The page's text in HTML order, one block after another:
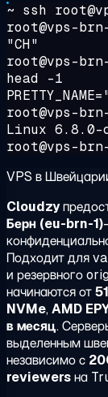
~ ssh
root@vps-
"CH"
root@vps-
head -1
root@vps-
Linux 6.8.0-
root@vps-
VPS в
Cloudzy
Берн (eu-brn-1)
Подходит для
и резервного
начинаются от
NVMe,AMD
в месяц.
выделенным
независимо с
reviewersна